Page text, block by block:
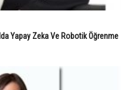
Yapay Zeka Ve Robotik Öğrenme